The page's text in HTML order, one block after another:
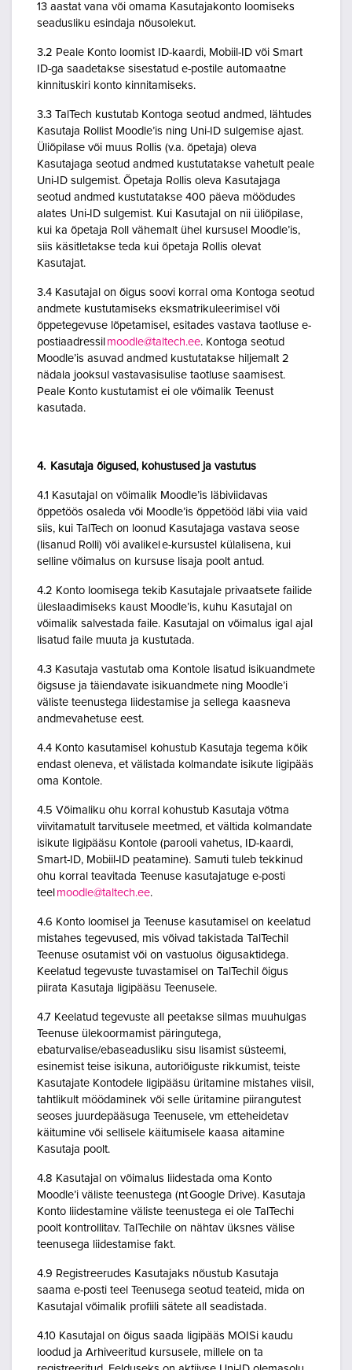
13 aastat vana või omama Kasutajakonto loomiseks
seadusliku esindaja nõusolekut.
3.2 Peale Konto loomist ID-kaardi, Mobiil-ID või Smart
ID-ga saadetakse sisestatud e-postile automaatne
kinnituskiri konto kinnitamiseks.
3.3 TalTech kustutab Kontoga seotud andmed, lähtudes
Kasutaja Rollist Moodle’is ning Uni-ID sulgemise ajast.
Üliõpilase või muus Rollis (v.a. õpetaja) oleva
Kasutajaga seotud andmed kustutatakse vahetult peale
Uni-ID sulgemist. Õpetaja Rollis oleva Kasutajaga
seotud andmed kustutatakse 400 päeva möödudes
alates Uni-ID sulgemist. Kui Kasutajal on nii üliõpilase,
kui ka õpetaja Roll vähemalt ühel kursusel Moodle’is,
siis käsitletakse teda kui õpetaja Rollis olevat
Kasutajat.
3.4 Kasutajal on õigus soovi korral oma Kontoga seotud
andmete kustutamiseks eksmatrikuleerimisel või
õppetegevuse lõpetamisel, esitades vastava taotluse e-
postiaadressil moodle@taltech.ee. Kontoga seotud
Moodle’is asuvad andmed kustutatakse hiljemalt 2
nädala jooksul vastavasisulise taotluse saamisest.
Peale Konto kustutamist ei ole võimalik Teenust
kasutada.
4. Kasutaja õigused, kohustused ja vastutus
4.1 Kasutajal on võimalik Moodle’is läbiviidavas
õppetöös osaleda või Moodle’is õppetööd läbi viia vaid
siis, kui TalTech on loonud Kasutajaga vastava seose
(lisanud Rolli) või avalikel e-kursustel külalisena, kui
selline võimalus on kursuse lisaja poolt antud.
4.2 Konto loomisega tekib Kasutajale privaatsete failide
üleslaadimiseks kaust Moodle’is, kuhu Kasutajal on
võimalik salvestada faile. Kasutajal on võimalus igal ajal
lisatud faile muuta ja kustutada.
4.3 Kasutaja vastutab oma Kontole lisatud isikuandmete
õigsuse ja täiendavate isikuandmete ning Moodle’i
väliste teenustega liidestamise ja sellega kaasneva
andmevahetuse eest.
4.4 Konto kasutamisel kohustub Kasutaja tegema kõik
endast oleneva, et välistada kolmandate isikute ligipääs
oma Kontole.
4.5 Võimaliku ohu korral kohustub Kasutaja võtma
viivitamatult tarvitusele meetmed, et vältida kolmandate
isikute ligipääsu Kontole (parooli vahetus, ID-kaardi,
Smart-ID, Mobiil-ID peatamine). Samuti tuleb tekkinud
ohu korral teavitada Teenuse kasutajatuge e-posti
teel moodle@taltech.ee.
4.6 Konto loomisel ja Teenuse kasutamisel on keelatud
mistahes tegevused, mis võivad takistada TalTechil
Teenuse osutamist või on vastuolus õigusaktidega.
Keelatud tegevuste tuvastamisel on TalTechil õigus
piirata Kasutaja ligipääsu Teenusele.
4.7 Keelatud tegevuste all peetakse silmas muuhulgas
Teenuse ülekoormamist päringutega,
ebaturvalise/ebaseadusliku sisu lisamist süsteemi,
esinemist teise isikuna, autoriõiguste rikkumist, teiste
Kasutajate Kontodele ligipääsu üritamine mistahes viisil,
tahtlikult möödaminek või selle üritamine piirangutest
seoses juurdepääsuga Teenusele, vm etteheidetav
käitumine või sellisele käitumisele kaasa aitamine
Kasutaja poolt.
4.8 Kasutajal on võimalus liidestada oma Konto
Moodle’i väliste teenustega (nt Google Drive). Kasutaja
Konto liidestamine väliste teenustega ei ole TalTechi
poolt kontrollitav. TalTechile on nähtav üksnes välise
teenusega liidestamise fakt.
4.9 Registreerudes Kasutajaks nõustub Kasutaja
saama e-posti teel Teenusega seotud teateid, mida on
Kasutajal võimalik profiili sätete all seadistada.
4.10 Kasutajal on õigus saada ligipääs MOISi kaudu
loodud ja Arhiveeritud kursusele, millele on ta